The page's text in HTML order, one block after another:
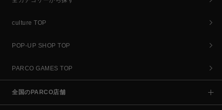
culture TOP
POP-UP SHOP TOP
PARCO GAMES TOP
全国のPARCO店舗